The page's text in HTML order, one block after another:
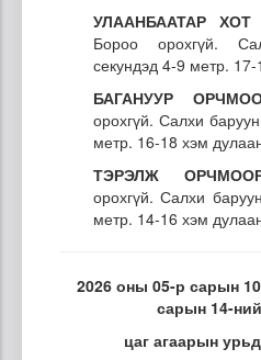
УЛААНБААТАР
Бороо орохгүй.
секундэд 4-9 метр.
БАГАНУУР
орохгүй. Салхи
метр. 16-18 хэм
ТЭРЭЛЖ
орохгүй. Салхи
метр. 14-16 хэм
2026 оны 05-р сарын
сарын 14-
цаг агаарын